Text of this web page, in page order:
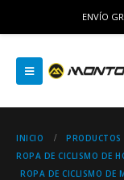
INICIO
PRODUCTOS
ROPA DE CICLISMO DE
ROPA DE CICLISMO DE
ENVÍO